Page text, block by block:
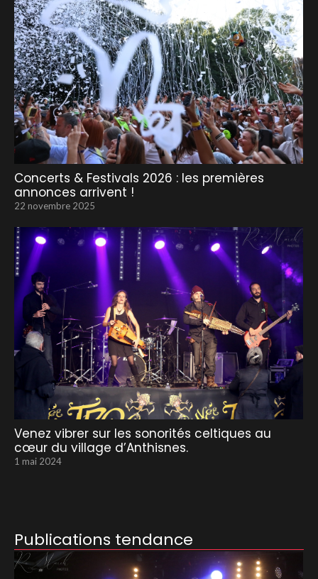
Concerts & Festivals 2026 : les premières
annonces arrivent !
22 novembre 2025
Venez vibrer sur les sonorités celtiques au
cœur du village d’Anthisnes.
1 mai 2024
Publications tendance